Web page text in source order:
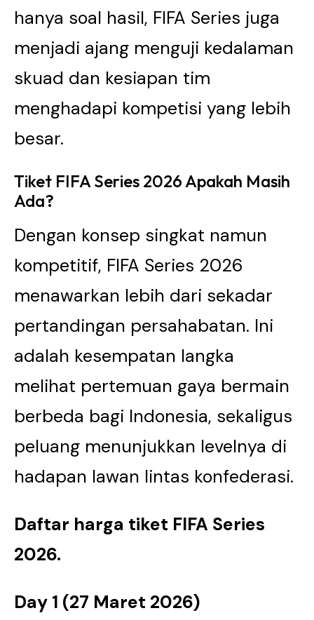
hanya soal hasil, FIFA Series juga
menjadi ajang menguji kedalaman
skuad dan kesiapan tim
menghadapi kompetisi yang lebih
besar.
Tiket FIFA Series 2026 Apakah Masih
Ada?
Dengan konsep singkat namun
kompetitif, FIFA Series 2026
menawarkan lebih dari sekadar
pertandingan persahabatan. Ini
adalah kesempatan langka
melihat pertemuan gaya bermain
berbeda bagi Indonesia, sekaligus
peluang menunjukkan levelnya di
hadapan lawan lintas konfederasi.
Daftar harga tiket FIFA Series
2026.
Day 1 (27 Maret 2026)